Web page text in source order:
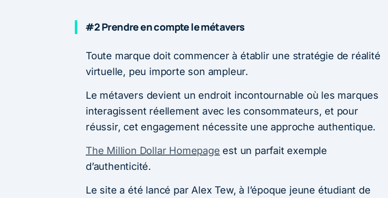
#2 Prendre en compte le métavers
Toute marque doit commencer à établir une stratégie de réalité
virtuelle, peu importe son ampleur.
Le métavers devient un endroit incontournable où les marques
interagissent réellement avec les consommateurs, et pour
réussir, cet engagement nécessite une approche authentique.
The Million Dollar Homepage est un parfait exemple
d’authenticité.
Le site a été lancé par Alex Tew, à l’époque jeune étudiant de